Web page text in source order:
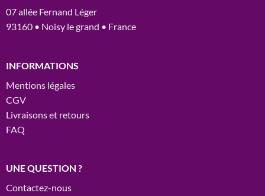
07 allée Fernand Léger
93160 • Noisy le grand • France
INFORMATIONS
Mentions légales
CGV
Livraisons et retours
FAQ
UNE QUESTION ?
Contactez-nous